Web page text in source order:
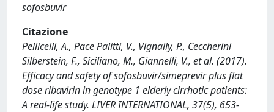
sofosbuvir
Citazione
Pellicelli, A., Pace Palitti, V., Vignally, P., Ceccherini
Silberstein, F., Siciliano, M., Giannelli, V., et al. (2017).
Efficacy and safety of sofosbuvir/simeprevir plus flat
dose ribavirin in genotype 1 elderly cirrhotic patients:
A real-life study. LIVER INTERNATIONAL, 37(5), 653-